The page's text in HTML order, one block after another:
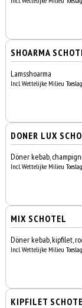
SHOARMA
Lamsshoarma
Incl. Wettelijke Milieu
DONER LUX
Döner kebab,
Incl. Wettelijke Milieu
MIX SCHOTEL
Döner kebab, kipfilet,
Incl. Wettelijke Milieu
KIPFILET